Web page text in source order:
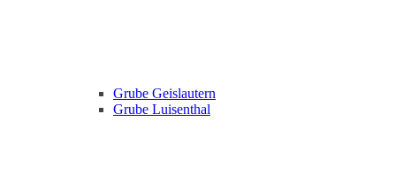
Grube Geislautern
Grube Luisenthal